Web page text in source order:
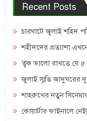
Recent Posts
চারঘাটে জুলাই শহিদ
শহীদদের প্রত্যাশা
ত্বক ভালো রাখতে যে
জুলাই স্মৃতি জাদুঘরের
শাহরুখের নতুন
কোয়ার্টার ফাইনালে